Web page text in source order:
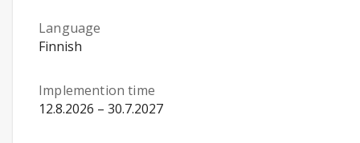
Language
Finnish
Implemention time
12.8.2026 – 30.7.2027